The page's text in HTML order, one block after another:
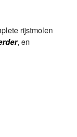
rijstmolen
, en